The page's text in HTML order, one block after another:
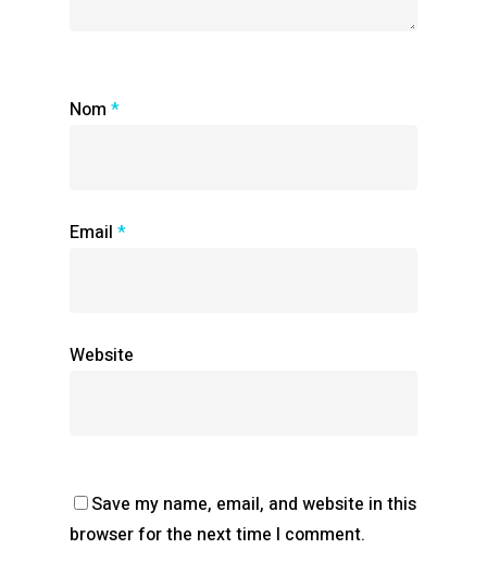
Nom *
Email *
Website
Save my name, email, and website in this
browser for the next time I comment.